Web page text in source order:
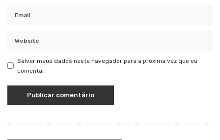
Salvar meus dados neste navegador para a próxima vez que eu
comentar.